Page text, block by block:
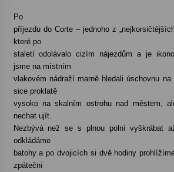
Po
příjezdu do Corte – jednoho z
které po
staletí odolávalo cizím nájezdům a je
jsme na místním
vlakovém nádraží marně hledali úschovnu
sice proklatě
vysoko na skalním ostrohu nad městem,
nechat ujít.
Nezbývá než se s plnou polní vyškrábat
odkládáme
batohy a po dvojicích si dvě hodiny
zpáteční